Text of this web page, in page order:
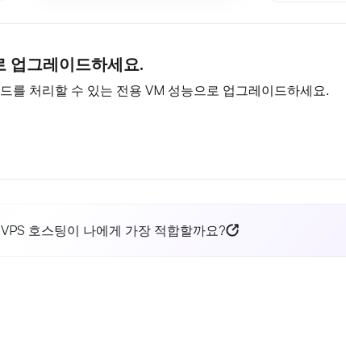
업그레이드하세요.
를 처리할 수 있는 전용 VM 성능으로 업그레이드하세요.
호스팅이 나에게 가장 적합할까요?